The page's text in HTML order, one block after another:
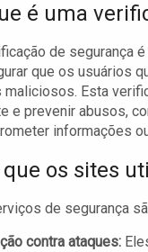
é uma
de segurança
que os usuários
maliciosos. Esta
e prevenir abusos,
informações
que os sites
de segurança
contra ataques: